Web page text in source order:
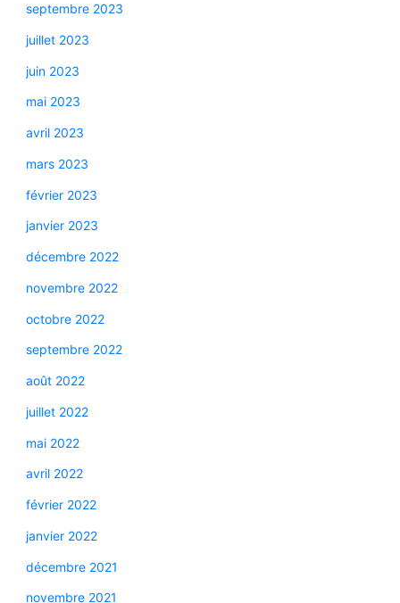
septembre 2023
juillet 2023
juin 2023
mai 2023
avril 2023
mars 2023
février 2023
janvier 2023
décembre 2022
novembre 2022
octobre 2022
septembre 2022
août 2022
juillet 2022
mai 2022
avril 2022
février 2022
janvier 2022
décembre 2021
novembre 2021